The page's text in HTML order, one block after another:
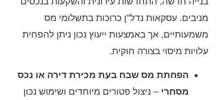
מניבים. עסקאות נדל"ן כרוכות בתשלומי מס
משמעותיים, אך באמצעות ייעוץ נכון ניתן להפחית
עלויות מיסוי בצורה חוקית.
הפחתת מס שבח בעת מכירת דירה או נכס
מסחרי – ניצול פטורים מיוחדים ושימוש נכון